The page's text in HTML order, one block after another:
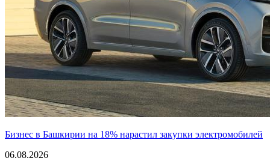
Бизнес в Башкирии на 18% нарастил закупки электромобилей
06.08.2026